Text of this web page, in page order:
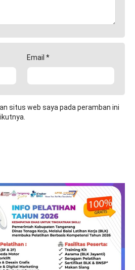
Email *
situs web saya pada peramban ini